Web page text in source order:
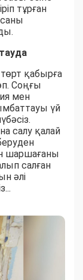
тұрған
қабырға
Соңғы
мен
үй
салу қалай
шаршағаны
салған
әлі